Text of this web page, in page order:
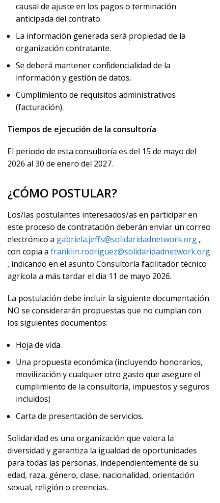
causal de ajuste en los pagos o terminación
anticipada del contrato.
La información generada será propiedad de la
organización contratante.
Se deberá mantener confidencialidad de la
información y gestión de datos.
Cumplimiento de requisitos administrativos
(facturación).
Tiempos de ejecución de la consultoría
El periodo de esta consultoría es del 15 de mayo del
2026 al 30 de enero del 2027.
¿CÓMO POSTULAR?
Los/las postulantes interesados/as en participar en
este proceso de contratación deberán enviar un correo
electrónico a gabriela.jeffs@solidaridadnetwork.org ,
con copia a franklin.rodriguez@solidaridadnetwork.org
, indicando en el asunto Consultoría facilitador técnico
agrícola a más tardar el día 11 de mayo 2026.
La postulación debe incluir la siguiente documentación.
NO se considerarán propuestas que no cumplan con
los siguientes documentos:
Hoja de vida.
Una propuesta económica (incluyendo honorarios,
movilización y cualquier otro gasto que asegure el
cumplimiento de la consultoría, impuestos y seguros
incluidos)
Carta de presentación de servicios.
Solidaridad es una organización que valora la
diversidad y garantiza la igualdad de oportunidades
para todas las personas, independientemente de su
edad, raza, género, clase, nacionalidad, orientación
sexual, religión o creencias.